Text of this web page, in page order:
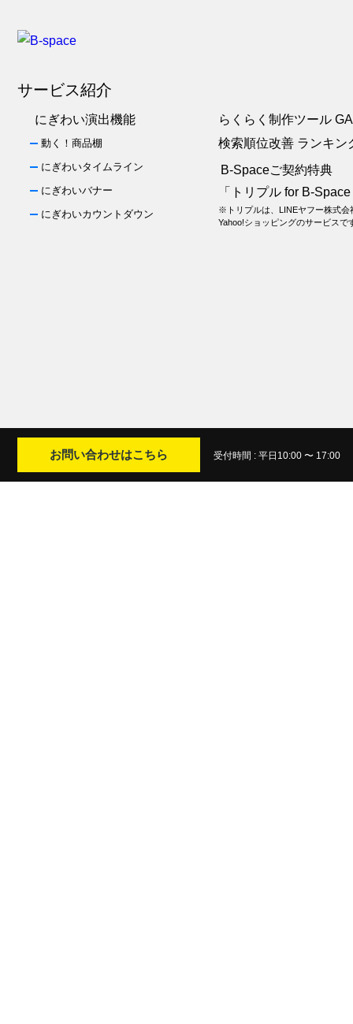
サービス紹介
にぎわい演出機能
動く！商品棚
にぎわいタイムライン
にぎわいバナー
にぎわいカウントダウン
らくらく制作ツール
検索順位改善 ランキン
B-Spaceご契約特典
「トリプル for B-
※トリプルは、LINEヤフー株式会
Yahoo!ショッピングのサービスで
お問い合わせはこちら 受付時間 : 平日10:00 〜 17:00